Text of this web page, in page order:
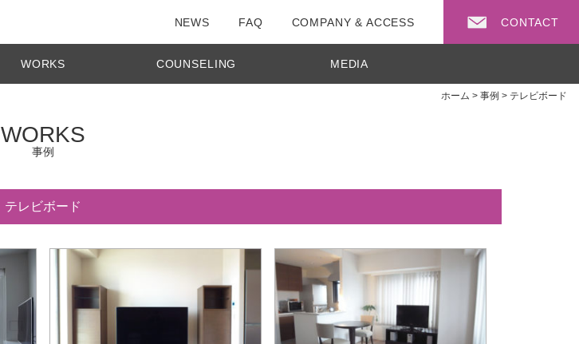
CONTACT
COMPANY & ACCESS
FAQ
NEWS
WORKS COUNSELING MEDIA
ホーム > 事例 > テレビボード
WORKS
事例
テレビボード